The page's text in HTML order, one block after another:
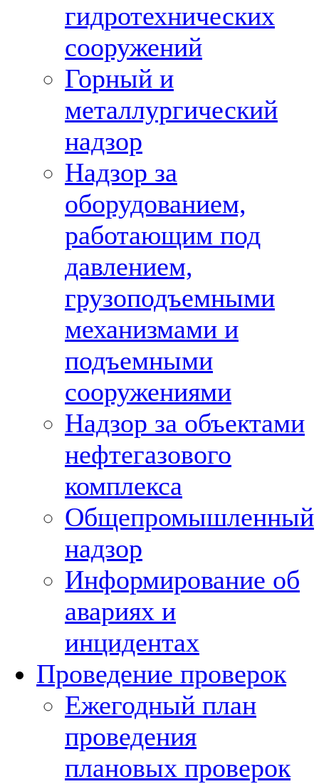
гидротехнических
сооружений
Горный и
металлургический
надзор
Надзор за
оборудованием,
работающим под
давлением,
грузоподъемными
механизмами и
подъемными
сооружениями
Надзор за объектами
нефтегазового
комплекса
Общепромышленный
надзор
Информирование об
авариях и
инцидентах
Проведение проверок
Ежегодный план
проведения
плановых проверок